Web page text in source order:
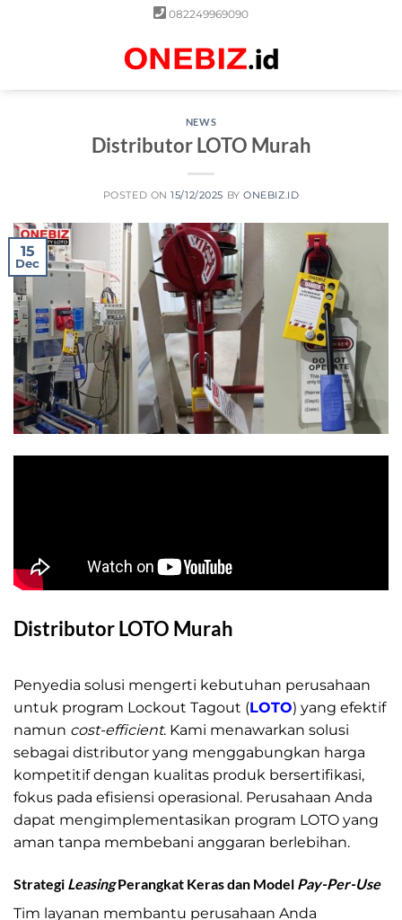
082249969090
NEWS
Distributor LOTO Murah
POSTED ON15/12/2025 BYONEBIZ.ID
15
Dec
Distributor LOTO Murah
Penyedia solusi mengerti kebutuhan perusahaan
untuk program Lockout Tagout (LOTO) yang efektif
namun cost-efficient. Kami menawarkan solusi
sebagai distributor yang menggabungkan harga
kompetitif dengan kualitas produk bersertifikasi,
fokus pada efisiensi operasional. Perusahaan Anda
dapat mengimplementasikan program LOTO yang
aman tanpa membebani anggaran berlebihan.
Strategi LeasingPerangkat Keras dan Model Pay-Per-Use
Tim layanan membantu perusahaan Anda